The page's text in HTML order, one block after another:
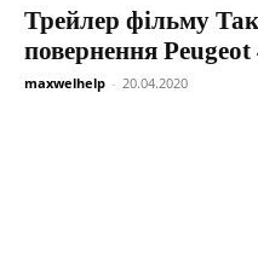
Трейлер фільму
повернення Peugeot
maxwelhelp - 20.04.2020